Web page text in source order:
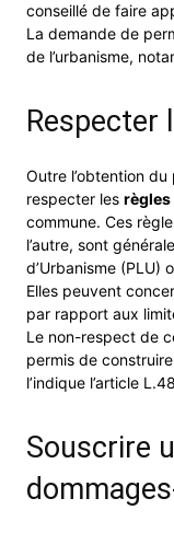
conseillé de faire
La demande de
de l’urbanisme,
Respecter
Outre l’obtention
respecter les règles
commune. Ces
l’autre, sont
d’Urbanisme (PLU)
Elles peuvent
par rapport aux
Le non-respect de
permis de
l’indique l’article
Souscrire